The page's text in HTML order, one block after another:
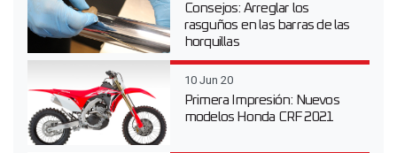
Consejos: Arreglar los
rasguños en las barras de las
horquillas
10 Jun 20
Primera Impresión: Nuevos
modelos Honda CRF 2021